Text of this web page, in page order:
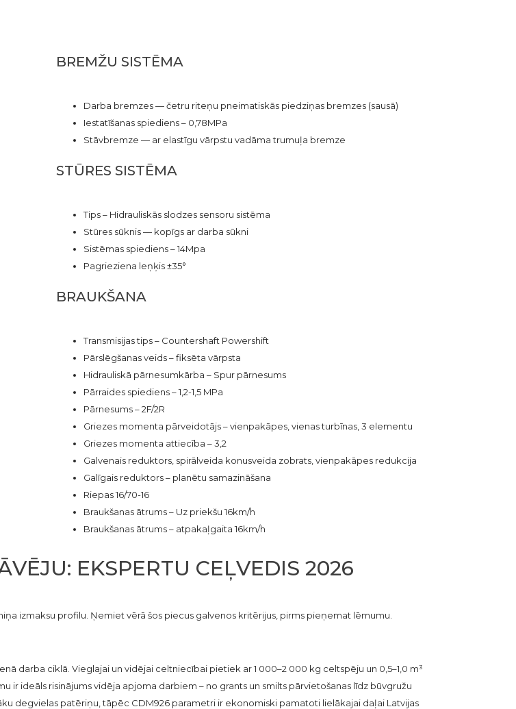
BREMŽU SISTĒMA
Darba bremzes — četru riteņu pneimatiskās piedziņas bremzes (sausā)
Iestatīšanas spiediens – 0,78MPa
Stāvbremze — ar elastīgu vārpstu vadāma trumuļa bremze
STŪRES SISTĒMA
Tips – Hidrauliskās slodzes sensoru sistēma
Stūres sūknis — kopīgs ar darba sūkni
Sistēmas spiediens – 14Mpa
Pagrieziena leņķis ±35°
BRAUKŠANA
Transmisijas tips – Countershaft Powershift
Pārslēgšanas veids – fiksēta vārpsta
Hidrauliskā pārnesumkārba – Spur pārnesums
Pārraides spiediens – 1,2-1,5 MPa
Pārnesums – 2F/2R
Griezes momenta pārveidotājs – vienpakāpes, vienas turbīnas, 3 elementu
Griezes momenta attiecība – 3,2
Galvenais reduktors, spirālveida konusveida zobrats, vienpakāpes redukcija
Galīgais reduktors – planētu samazināšana
Riepas 16/70-16
Braukšanas ātrums – Uz priekšu 16km/h
Braukšanas ātrums – atpakaļgaita 16km/h
EKSPERTU CEĻVEDIS 2026
izmaksu profilu. Ņemiet vērā šos piecus galvenos kritērijus, pirms pieņemat lēmumu.
darba ciklā. Vieglajai un vidējai celtniecībai pietiek ar 1 000–2 000 kg celtspēju un 0,5–1,0 m³
ir ideāls risinājums vidēja apjoma darbiem – no grants un smilts pārvietošanas līdz būvgružu
degvielas patēriņu, tāpēc CDM926 parametri ir ekonomiski pamatoti lielākajai daļai Latvijas